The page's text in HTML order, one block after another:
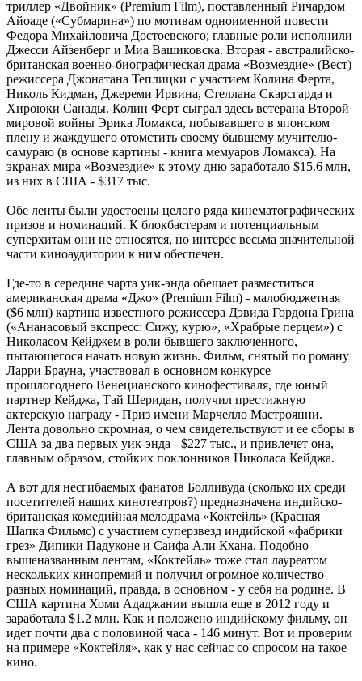
триллер «Двойник» (Premium Film), поставленный Ричардом
Айоаде («Субмарина») по мотивам одноименной повести
Федора Михайловича Достоевского; главные роли исполнили
Джесси Айзенберг и Миа Вашиковска. Вторая - австралийско-
британская военно-биографическая драма «Возмездие» (Вест)
режиссера Джонатана Теплицки с участием Колина Ферта,
Николь Кидман, Джереми Ирвина, Стеллана Скарсгарда и
Хироюки Санады. Колин Ферт сыграл здесь ветерана Второй
мировой войны Эрика Ломакса, побывавшего в японском
плену и жаждущего отомстить своему бывшему мучителю-
самураю (в основе картины - книга мемуаров Ломакса). На
экранах мира «Возмездие» к этому дню заработало $15.6 млн,
из них в США - $317 тыс.
Обе ленты были удостоены целого ряда кинематографических
призов и номинаций. К блокбастерам и потенциальным
суперхитам они не относятся, но интерес весьма значительной
части киноаудитории к ним обеспечен.
Где-то в середине чарта уик-энда обещает разместиться
американская драма «Джо» (Premium Film) - малобюджетная
($6 млн) картина известного режиссера Дэвида Гордона Грина
(«Ананасовый экспресс: Сижу, курю», «Храбрые перцем») с
Николасом Кейджем в роли бывшего заключенного,
пытающегося начать новую жизнь. Фильм, снятый по роману
Ларри Брауна, участвовал в основном конкурсе
прошлогоднего Венецианского кинофестиваля, где юный
партнер Кейджа, Тай Шеридан, получил престижную
актерскую награду - Приз имени Марчелло Мастроянни.
Лента довольно скромная, о чем свидетельствуют и ее сборы в
США за два первых уик-энда - $227 тыс., и привлечет она,
главным образом, стойких поклонников Николаса Кейджа.
А вот для несгибаемых фанатов Болливуда (сколько их среди
посетителей наших кинотеатров?) предназначена индийско-
британская комедийная мелодрама «Коктейль» (Красная
Шапка Фильмс) с участием суперзвезд индийской «фабрики
грез» Дипики Падуконе и Саифа Али Кхана. Подобно
вышеназванным лентам, «Коктейль» тоже стал лауреатом
нескольких кинопремий и получил огромное количество
разных номинаций, правда, в основном - у себя на родине. В
США картина Хоми Ададжании вышла еще в 2012 году и
заработала $1.2 млн. Как и положено индийскому фильму, он
идет почти два с половиной часа - 146 минут. Вот и проверим
на примере «Коктейля», как у нас сейчас со спросом на такое
кино.